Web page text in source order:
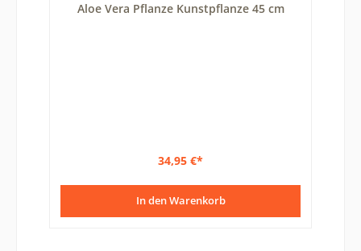
Aloe Vera Pflanze Kunstpflanze 45 cm
34,95 €*
In den Warenkorb